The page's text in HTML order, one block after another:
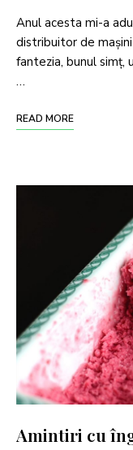
Anul acesta mi-a
distribuitor de
fantezia, bunul
…
READ MORE
Amintiri cu